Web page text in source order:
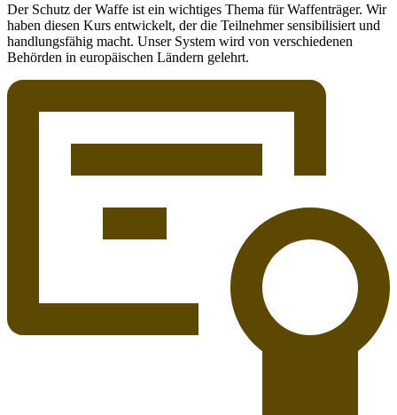
Der Schutz der Waffe ist ein wichtiges Thema für Waffenträger. Wir
haben diesen Kurs entwickelt, der die Teilnehmer sensibilisiert und
handlungsfähig macht. Unser System wird von verschiedenen
Behörden in europäischen Ländern gelehrt.